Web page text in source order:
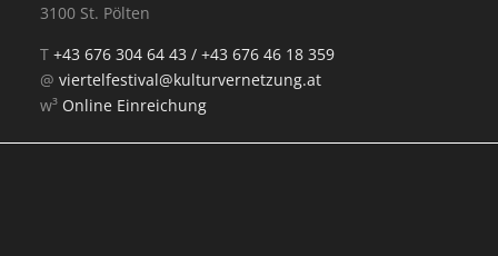
3100 St. Pölten
T+43 676 304 64 43 /+43 676 46 18 359
@viertelfestival@kulturvernetzung.at
w³ Online Einreichung